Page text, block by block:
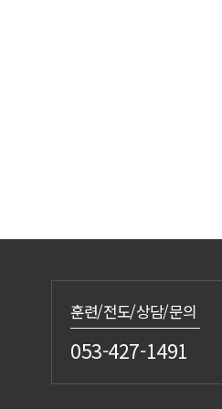
훈련/전도/상담/문의
053-427-1491